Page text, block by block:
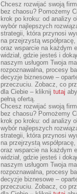
Chcesz rozwijać swoją
bez chaosu? Pomożemy
krok po kroku: od analizy
wybór najlepszych
strategii, która przynosi
na przejrzystą
oraz wsparcie na każdym
widział, gdzie jesteś i
naszym usługom Twoja
rozpoznawalna, procesy
decyzje biznesowe –
przeczuciu. Zobacz, co
dla Ciebie – kliknij tutaj
pełną ofertą.
Chcesz rozwijać swoją
bez chaosu? Pomożemy
krok po kroku: od analizy
wybór najlepszych
strategii, która przynosi
na przejrzystą
oraz wsparcie na każdym
widział, gdzie jesteś i
naszym usługom Twoja
rozpoznawalna, procesy
decyzje biznesowe –
przeczuciu. Zobacz, co